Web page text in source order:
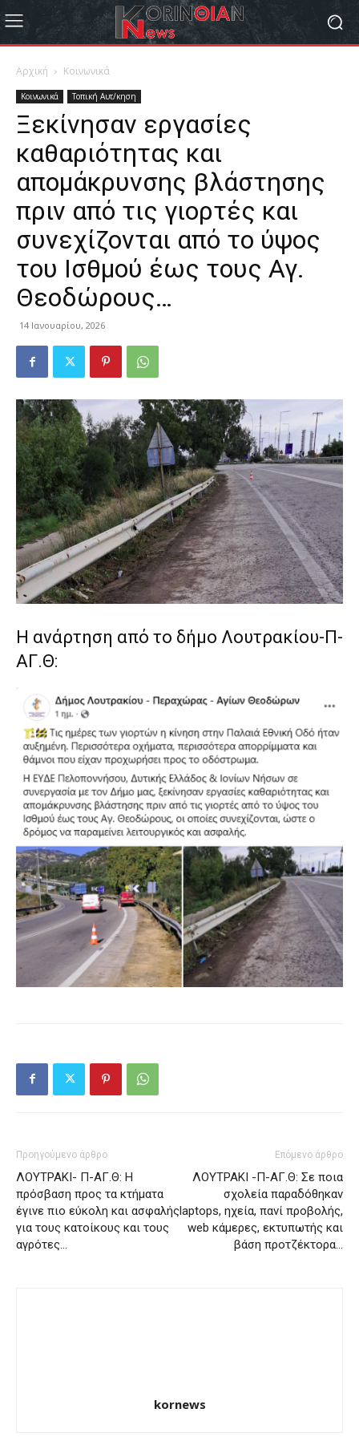
Αρχική Κοινωνικά
Κοινωνικά Τοπική Αυτ/κηση
Ξεκίνησαν εργασίες
καθαριότητας και
απομάκρυνσης βλάστησης
πριν από τις γιορτές και
συνεχίζονται από το ύψος
του Ισθμού έως τους Αγ.
Θεοδώρους…
14 Ιανουαρίου, 2026
Η ανάρτηση από το δήμο Λουτρακίου-Π-
ΑΓ.Θ:
Προηγούμενο άρθρο
ΛΟΥΤΡΑΚΙ- Π-ΑΓ.Θ: Η
πρόσβαση προς τα κτήματα
έγινε πιο εύκολη και ασφαλής
για τους κατοίκους και τους
αγρότες…
Επόμενο άρθρο
ΛΟΥΤΡΑΚΙ -Π-ΑΓ.Θ: Σε ποια
σχολεία παραδόθηκαν
laptops, ηχεία, πανί προβολής,
web κάμερες, εκτυπωτής και
βάση προτζέκτορα…
kornews